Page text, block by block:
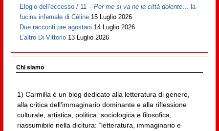
Elogio dell’eccesso / 11 –Per me si va ne la città dolente… la
fucina infernale di Cèline 15 Luglio 2026
Due racconti pre agostani 14 Luglio 2026
L’altro Di Vittorio 13 Luglio 2026
Chi siamo
1) Carmilla è un blog dedicato alla letteratura di genere,
alla critica dell'immaginario dominante e alla riflessione
culturale, artistica, politica, sociologica e filosofica,
riassumibile nella dicitura: “letteratura, immaginario e